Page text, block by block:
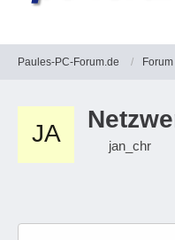
Paules-PC-Forum.de Forum
jan_chr